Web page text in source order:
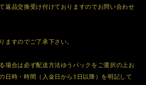
返品交換受け付けておりますのでお問い合わせ
ますのでご了承下さい。
場合は必ず配送方法ゆうパックをご選択の上お
日時・時間（入金日から3日以降）を明記して